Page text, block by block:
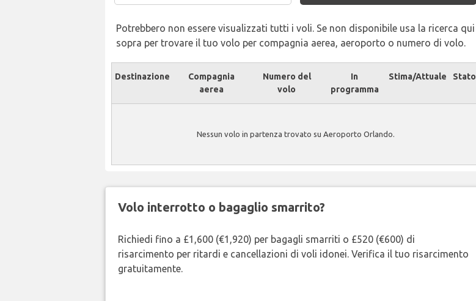
Potrebbero non essere visualizzati tutti i voli. Se non disponibile usa la ricerca qui
sopra per trovare il tuo volo per compagnia aerea, aeroporto o numero di volo.
Destinazione
Compagnia
aerea
Numero del
volo
In
programma
Stima/Attuale Stato
Nessun volo in partenza trovato su Aeroporto Orlando.
Volo interrotto o bagaglio smarrito?
Richiedi fino a £1,600 (€1,920) per bagagli smarriti o £520 (€600) di
risarcimento per ritardi e cancellazioni di voli idonei. Verifica il tuo risarcimento
gratuitamente.